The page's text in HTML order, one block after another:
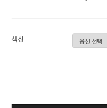
색상